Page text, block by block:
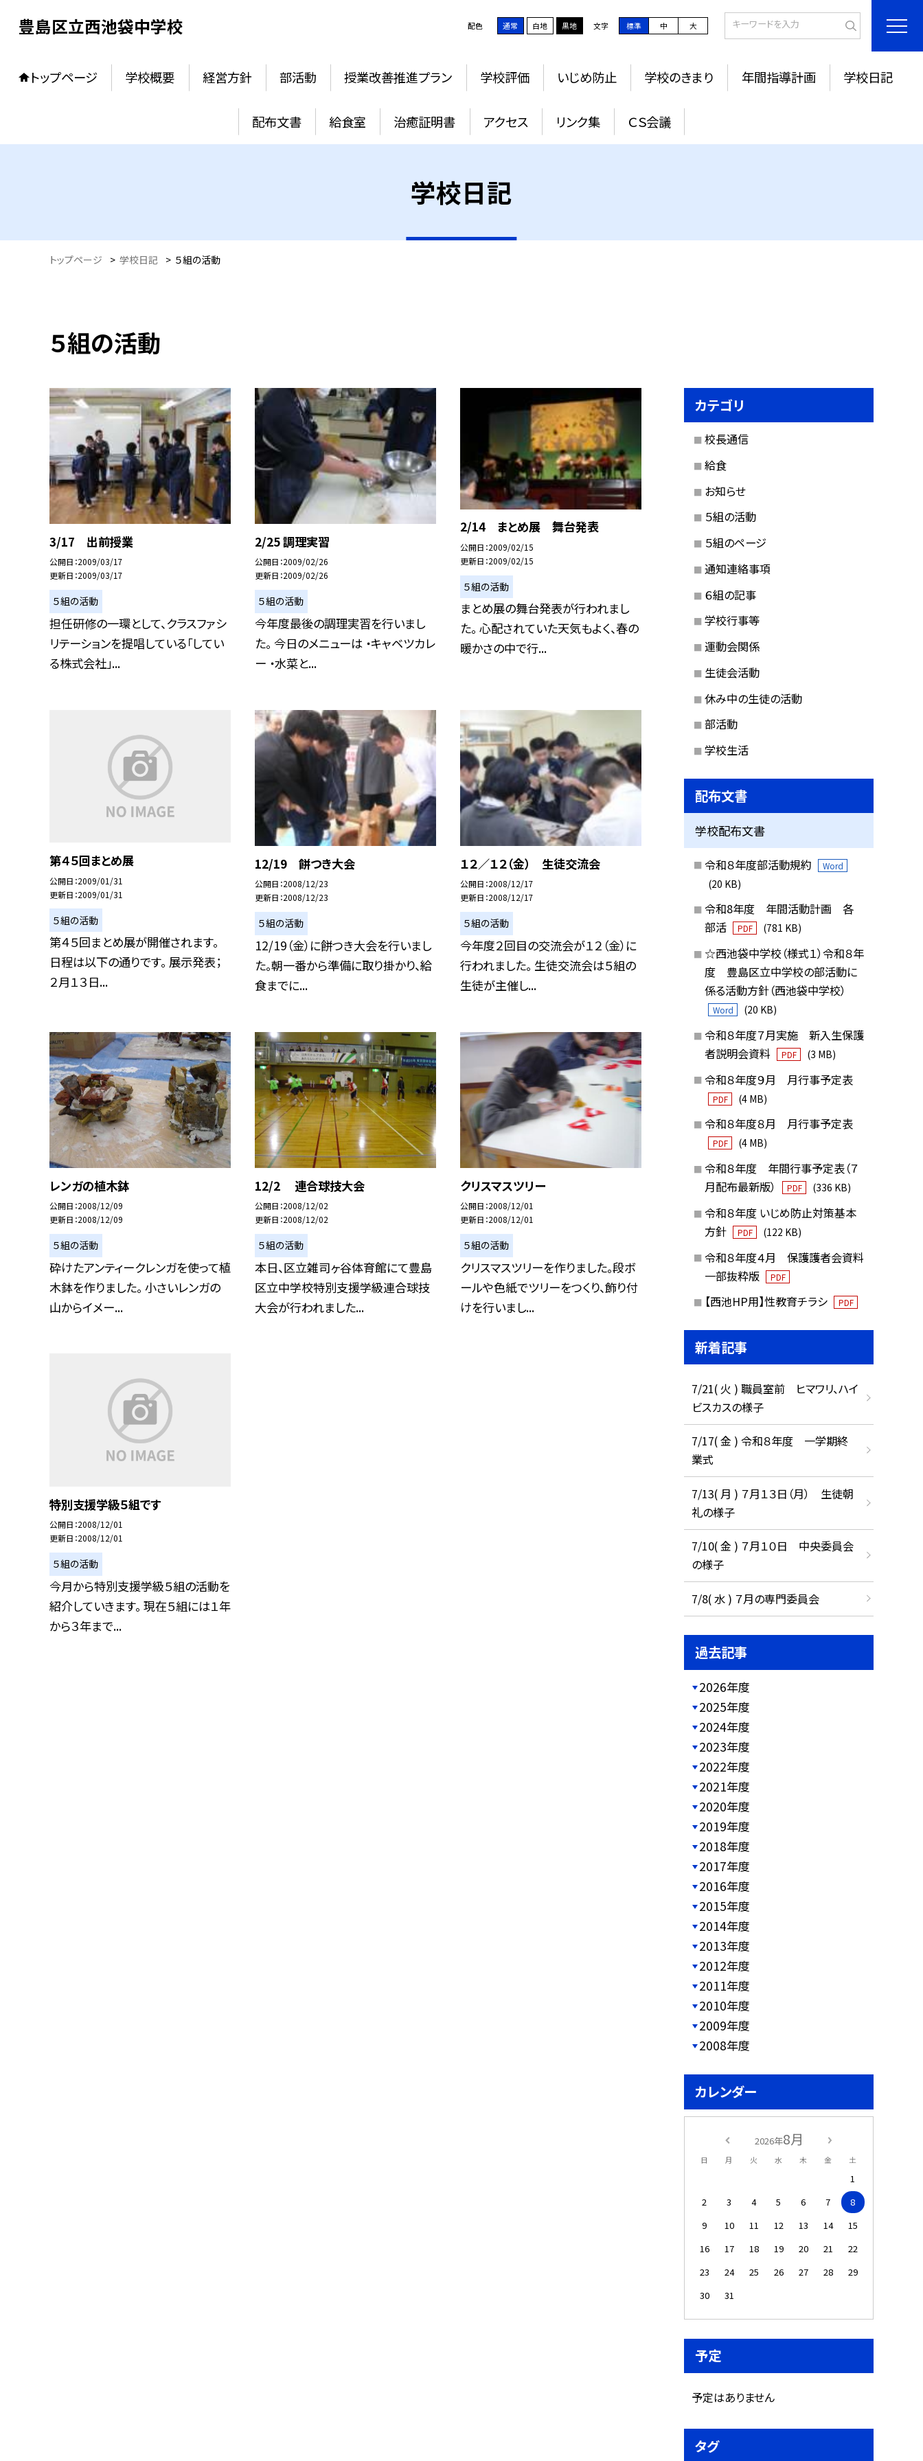
豊島区立西池袋中学校 配色 通常 白地 黒地 文字 標準 中 大
トップページ 学校概要 経営方針 部活動 授業改善推進プラン 学校評価 いじめ防止 学校のきまり 年間指導計画 学校日記
配布文書 給食室 治癒証明書 アクセス リンク集 ＣＳ会議
学校日記
トップページ > 学校日記 > ５組の活動
５組の活動
3/17 出前授業
公開日 2009/03/17
更新日 2009/03/17
５組の活動
担任研修の一環として、クラスファシ
リテーションを提唱している「してい
る株式会社」...
2/25 調理実習
公開日 2009/02/26
更新日 2009/02/26
５組の活動
今年度最後の調理実習を行いまし
た。 今日のメニューは ・キャベツカレ
ー ・水菜と...
2/14 まとめ展 舞台発表
公開日 2009/02/15
更新日 2009/02/15
５組の活動
まとめ展の舞台発表が行われまし
た。 心配されていた天気もよく、春の
暖かさの中で行...
第４５回まとめ展
公開日 2009/01/31
更新日 2009/01/31
５組の活動
第４５回まとめ展が開催されます。
日程は以下の通りです。 展示発表；
２月１３日...
12/19 餅つき大会
公開日 2008/12/23
更新日 2008/12/23
５組の活動
12/19（金）に餅つき大会を行いまし
た。朝一番から準備に取り掛かり、給
食までに...
１２／１２（金） 生徒交流会
公開日 2008/12/17
更新日 2008/12/17
５組の活動
今年度２回目の交流会が１２（金）に
行われました。 生徒交流会は５組の
生徒が主催し...
レンガの植木鉢
公開日 2008/12/09
更新日 2008/12/09
５組の活動
砕けたアンティークレンガを使って植
木鉢を作りました。 小さいレンガの
山からイメー...
12/2 連合球技大会
公開日 2008/12/02
更新日 2008/12/02
５組の活動
本日、区立雑司ヶ谷体育館にて豊島
区立中学校特別支援学級連合球技
大会が行われました...
クリスマスツリー
公開日 2008/12/01
更新日 2008/12/01
５組の活動
クリスマスツリーを作りました。段ボ
ールや色紙でツリーをつくり、飾り付
けを行いまし...
特別支援学級５組です
公開日 2008/12/01
更新日 2008/12/01
５組の活動
今月から特別支援学級５組の活動を
紹介していきます。 現在５組には１年
から３年まで...
カテゴリ
校長通信
給食
お知らせ
５組の活動
５組のページ
通知連絡事項
６組の記事
学校行事等
運動会関係
生徒会活動
休み中の生徒の活動
部活動
学校生活
配布文書
学校配布文書
令和８年度部活動規約 Word
(20 KB)
令和8年度 年間活動計画 各
部活
PDF (781 KB)
☆西池袋中学校（様式１）令和８年
度 豊島区立中学校の部活動に
係る活動方針（西池袋中学校）
Word (20 KB)
令和８年度７月実施 新入生保護
者説明会資料
PDF (3 MB)
令和８年度９月 月行事予定表
PDF (4 MB)
令和８年度８月 月行事予定表
PDF (4 MB)
令和８年度 年間行事予定表（７
月配布最新版）
PDF (336 KB)
令和８年度 いじめ防止対策基本
方針
PDF (122 KB)
令和８年度４月 保護護者会資料
一部抜粋版
PDF
【西池HP用】性教育チラシ PDF
新着記事
7/21( 火 ) 職員室前 ヒマワリ、ハイ
ビスカスの様子
7/17( 金 ) 令和８年度 一学期終
業式
7/13( 月 ) ７月１３日（月） 生徒朝
礼の様子
7/10( 金 ) ７月１０日 中央委員会
の様子
7/8( 水 ) ７月の専門委員会
過去記事
2026年度
2025年度
2024年度
2023年度
2022年度
2021年度
2020年度
2019年度
2018年度
2017年度
2016年度
2015年度
2014年度
2013年度
2012年度
2011年度
2010年度
2009年度
2008年度
カレンダー
2026年8月
日 月 火 水 木 金 土
1
2
3 4 5 6 7
8
9
10 11 12 13 14
15
16
17 18 19 20 21
22
23
24 25 26 27 28
29
30
31
予定
予定はありません
タグ